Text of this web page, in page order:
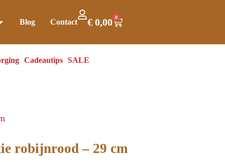
Blog Contact €0,00 0
Cadeautips SALE
robijnrood – 29 cm